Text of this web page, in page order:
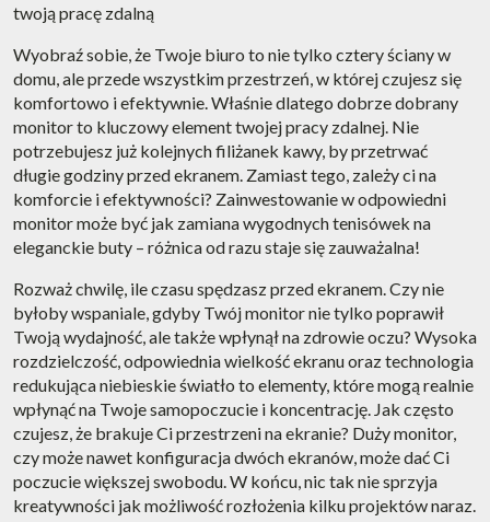
twoją pracę zdalną
Wyobraź sobie, że Twoje biuro to nie tylko cztery ściany w
domu, ale przede wszystkim przestrzeń, w której czujesz się
komfortowo i efektywnie. Właśnie dlatego dobrze dobrany
monitor to kluczowy element twojej pracy zdalnej. Nie
potrzebujesz już kolejnych filiżanek kawy, by przetrwać
długie godziny przed ekranem. Zamiast tego, zależy ci na
komforcie i efektywności? Zainwestowanie w odpowiedni
monitor może być jak zamiana wygodnych tenisówek na
eleganckie buty – różnica od razu staje się zauważalna!
Rozważ chwilę, ile czasu spędzasz przed ekranem. Czy nie
byłoby wspaniale, gdyby Twój monitor nie tylko poprawił
Twoją wydajność, ale także wpłynął na zdrowie oczu? Wysoka
rozdzielczość, odpowiednia wielkość ekranu oraz technologia
redukująca niebieskie światło to elementy, które mogą realnie
wpłynąć na Twoje samopoczucie i koncentrację. Jak często
czujesz, że brakuje Ci przestrzeni na ekranie? Duży monitor,
czy może nawet konfiguracja dwóch ekranów, może dać Ci
poczucie większej swobodu. W końcu, nic tak nie sprzyja
kreatywności jak możliwość rozłożenia kilku projektów naraz.